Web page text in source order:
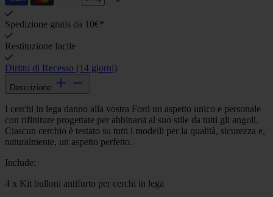
Spedizione gratis da 10€*
Restituzione facile
Diritto di Recesso (14 giorni)
Descrizione
I cerchi in lega danno alla vostra Ford un aspetto unico e personale
con rifiniture progettate per abbinarsi al suo stile da tutti gli angoli.
Ciascun cerchio è testato su tutti i modelli per la qualità, sicurezza e,
naturalmente, un aspetto perfetto.
Include:
4 x Kit bulloni antifurto per cerchi in lega